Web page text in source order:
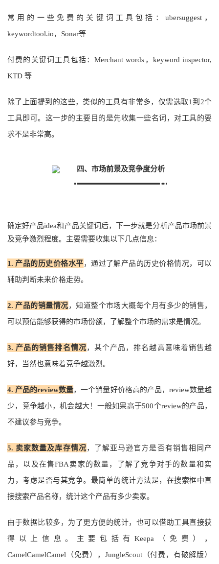
常用的一些免费的关键词工具包括：ubersuggest，
keywordtool.io，Sonar等
付费的关键词工具包括：Merchant words，keyword inspector,
KTD 等
除了上面提到的这些，类似的工具有非常多，仅需选取1到2个
工具即可。这一步的主要目的是先收集一些名词，对工具的要
求不是非常高。
四、市场前景及竞争度分析
确定好产品idea和产品关键词后，下一步就是分析产品市场前景
及竞争激烈程度。主要需要收集以下几点信息：
1. 产品的历史价格水平，通过了解产品的历史价格情况，可以
辅助判断未来价格走势。
2. 产品的销量情况，知道整个市场大概每个月有多少的销售，
可以预估能够获得的市场份额，了解整个市场的需求是情况。
3. 产品的销售排名情况，某个产品，排名越高意味着销售越
好，当然也意味着竞争越激烈。
4. 产品的review数量，一个销量好价格高的产品，review数量越
少，竞争越小，机会越大！一般如果高于500个review的产品，
不建议参与竞争。
5. 卖家数量及库存情况，了解亚马逊官方是否有销售相同产
品，以及在售FBA卖家的数量，了解了竞争对手的数量和实
力，考虑是否与其竞争。最简单的统计方法是，在搜索框中直
接搜索产品名称，统计这个产品有多少卖家。
由于数据比较多，为了更方便的统计，也可以借助工具直接获
得以上信息。主要包括有Keepa（免费），
CamelCamelCamel（免费），JungleScout（付费，有破解版）